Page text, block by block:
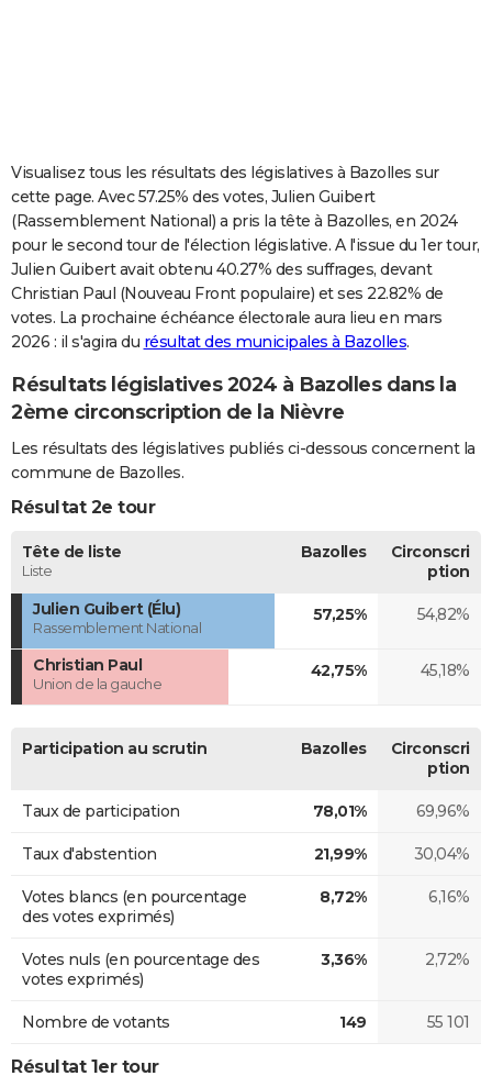
Carte de Noël
Carte Bonne année
Carte Saint-Valentin
Carte Pâques
Carte d'anniversaire
DICTIONNAIRE
Dictionnaire
Biographies
Citations
Expressions
Proverbes
PROGRAMME TV
COPAINS D'AVANT
S'inscrire
Se connecter
Lycées
Collèges
Primaires
Universités
Entreprises
Service militaire
Avis de recherche
AVIS DE DÉCÈS
FORUM
Bricolage
Lifestyle
Culture
Sport
Auto
Television
Voyage
Cinema
Visualisez tous les résultats des législatives à Bazolles sur
cette page. Avec 57.25% des votes, Julien Guibert
(Rassemblement National) a pris la tête à Bazolles, en 2024
pour le second tour de l'élection législative. A l'issue du 1er tour,
Julien Guibert avait obtenu 40.27% des suffrages, devant
Christian Paul (Nouveau Front populaire) et ses 22.82% de
votes. La prochaine échéance électorale aura lieu en mars
2026 : il s'agira du résultat des municipales à Bazolles.
Résultats législatives 2024 à Bazolles dans la
2ème circonscription de la Nièvre
Les résultats des législatives publiés ci-dessous concernent la
commune de Bazolles.
Résultat 2e tour
Tête de liste
Liste
Bazolles
Circonscri
ption
Julien Guibert (Élu)
Rassemblement National
57,25% 54,82%
Christian Paul
Union de la gauche
42,75% 45,18%
Participation au scrutin Bazolles
Circonscri
ption
Taux de participation 78,01% 69,96%
Taux d'abstention 21,99% 30,04%
Votes blancs (en pourcentage
des votes exprimés)
8,72% 6,16%
Votes nuls (en pourcentage des
votes exprimés)
3,36% 2,72%
Nombre de votants 149 55 101
Résultat 1er tour